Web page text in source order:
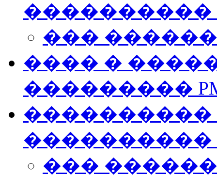
����������
���
���� �
���������
����������
����������
���